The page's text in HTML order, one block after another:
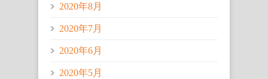
2020年8月
2020年7月
2020年6月
2020年5月